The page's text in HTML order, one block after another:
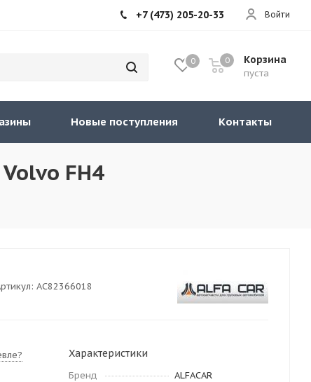
Войти
+7 (473) 205-20-33
0 Корзина
пуста
0
Новые поступления Контакты
FH4
AC82366018
Характеристики
Бренд ALFACAR